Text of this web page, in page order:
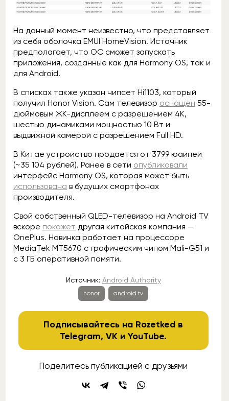
На данный момент неизвестно, что представляет
из себя оболочка EMUI HomeVision. Источник
предполагает, что ОС сможет запускать
приложения, созданные как для Harmony OS, так и
для Android.
В списках также указан чипсет Hi1103, который
получил Honor Vision. Сам телевизор оснащён 55-
дюймовым ЖК-дисплеем с разрешением 4K,
шестью динамиками мощностью 10 Вт и
выдвижной камерой с разрешением Full HD.
В Китае устройство продаётся от 3799 юайней
(~35 104 рублей). Ранее в сети опубликовали
интерфейс Harmony OS, которая может быть
использована в будущих смартфонах
производителя.
Свой собственный QLED-телевизор на Android TV
вскоре покажет другая китайская компания —
OnePlus. Новинка работает на процессоре
MediaTek MT5670 с графическим чипом Mali-G51 и
с 3 ГБ оперативной памяти.
Источник: Android Authority
honor android tv
Подписывайтесь на Rozetked в
Telegram,VK иYouTube.
Поделитесь публикацией с друзьями